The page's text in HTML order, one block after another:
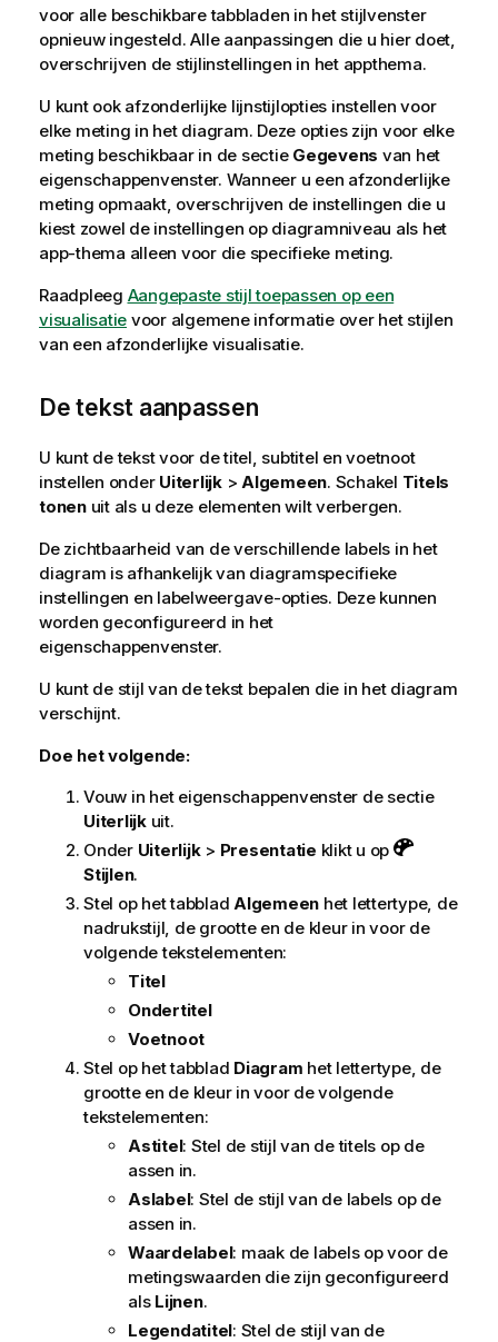
voor alle beschikbare tabbladen in het stijlvenster
opnieuw ingesteld. Alle aanpassingen die u hier doet,
overschrijven de stijlinstellingen in het appthema.
U kunt ook afzonderlijke lijnstijlopties instellen voor
elke meting in het diagram. Deze opties zijn voor elke
meting beschikbaar in de sectie Gegevens van het
eigenschappenvenster. Wanneer u een afzonderlijke
meting opmaakt, overschrijven de instellingen die u
kiest zowel de instellingen op diagramniveau als het
app-thema alleen voor die specifieke meting.
Raadpleeg Aangepaste stijl toepassen op een
visualisatie voor algemene informatie over het stijlen
van een afzonderlijke visualisatie.
De tekst aanpassen
U kunt de tekst voor de titel, subtitel en voetnoot
instellen onder Uiterlijk> Algemeen. Schakel Titels
tonenuit als u deze elementen wilt verbergen.
De zichtbaarheid van de verschillende labels in het
diagram is afhankelijk van diagramspecifieke
instellingen en labelweergave-opties. Deze kunnen
worden geconfigureerd in het
eigenschappenvenster.
U kunt de stijl van de tekst bepalen die in het diagram
verschijnt.
Doe het volgende:
Vouw in het eigenschappenvenster de sectie
Uiterlijkuit.
Onder Uiterlijk> Presentatie klikt u op
Stijlen.
Stel op het tabblad Algemeen het lettertype, de
nadrukstijl, de grootte en de kleur in voor de
volgende tekstelementen:
Titel
Ondertitel
Voetnoot
Stel op het tabblad Diagram het lettertype, de
grootte en de kleur in voor de volgende
tekstelementen:
Astitel: Stel de stijl van de titels op de
assen in.
Aslabel: Stel de stijl van de labels op de
assen in.
Waardelabel: maak de labels op voor de
metingswaarden die zijn geconfigureerd
als Lijnen.
Legendatitel: Stel de stijl van de